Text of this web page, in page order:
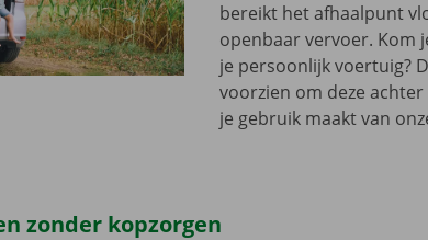
bereikt het afhaalpunt
openbaar vervoer. Kom
je persoonlijk voertuig?
voorzien om deze
je gebruik maakt van
zonder kopzorgen